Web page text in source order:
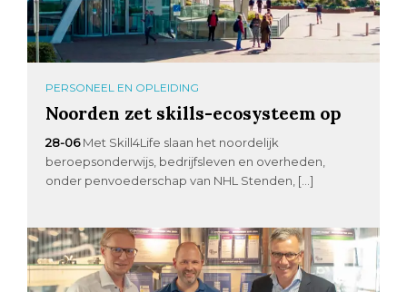
PERSONEEL EN OPLEIDING
Noorden zet skills-ecosysteem op
28-06 Met Skill4Life slaan het noordelijk
beroepsonderwijs, bedrijfsleven en overheden,
onder penvoederschap van NHL Stenden, […]